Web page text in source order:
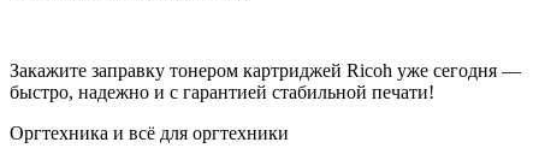
Закажите заправку тонером картриджей Ricoh уже сегодня —
быстро, надежно и с гарантией стабильной печати!
Оргтехника и всё для оргтехники